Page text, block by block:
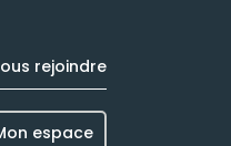
rejoindre
espace